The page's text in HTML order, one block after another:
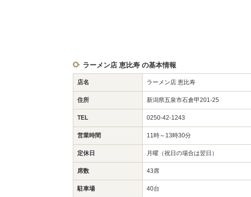
ラーメン店 恵比寿 の基本情報
店名 ラーメン店 恵比寿
住所 新潟県五泉市石倉甲201-25
TEL 0250-42-1243
営業時間 11時～13時30分
定休日 月曜（祝日の場合は翌日）
席数 43席
駐車場 40台